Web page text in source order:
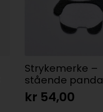
Strykemerke –
stående panda
kr 54,00